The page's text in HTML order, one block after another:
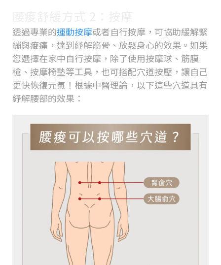
透過專業的運動按摩或者自行按摩，可協助緩解緊
繃與痠痛，達到紓解筋骨、放鬆身心的效果。如果
您選擇在家中自行按摩，除了使用按摩球、筋膜
槍、按摩椅墊等工具，也可搭配穴道按壓，讓自己
更快恢復元氣！根據中醫理論，以下這些穴道具有
紓解腰部的效果：